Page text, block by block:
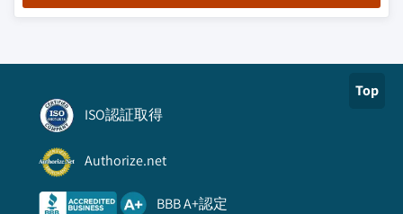
Top
ISO認証取得
Authorize.net
BBB A+認定